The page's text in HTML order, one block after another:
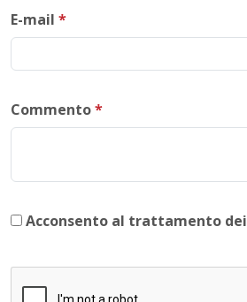
E-mail *
Commento*
Acconsento al trattamento dei